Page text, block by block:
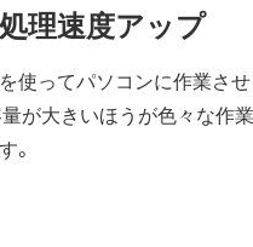
理速度アップ
使ってパソコンに作業さ
が大きいほうが色々な作
。